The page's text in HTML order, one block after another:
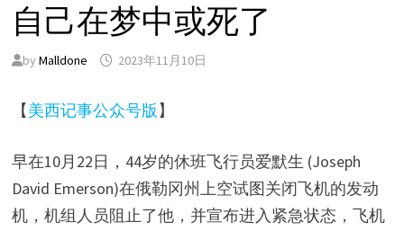
自己在梦中或死了
by Malldone 2023年11月10日
【美西记事公众号版】
早在10月22日，44岁的休班飞行员爱默生 (Joseph
David Emerson)在俄勒冈州上空试图关闭飞机的发动
机，机组人员阻止了他，并宣布进入紧急状态，飞机